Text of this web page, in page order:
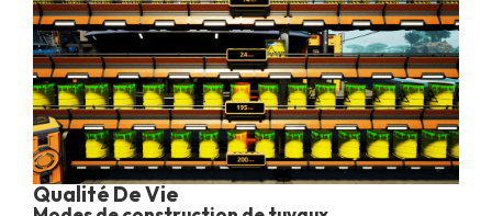
Qualité De Vie